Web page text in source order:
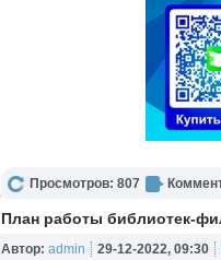
Просмотров: 807
План работы библиотек-
Автор: admin 29-12-2022, 09:30